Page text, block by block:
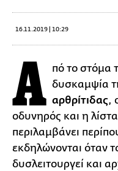
16.11.2019 | 10:29
Α πό το στόμα
δυσκαμψία
αρθρίτιδας,
οδυνηρός και η
περιλαμβάνει
εκδηλώνονται όταν
δυσλειτουργεί και